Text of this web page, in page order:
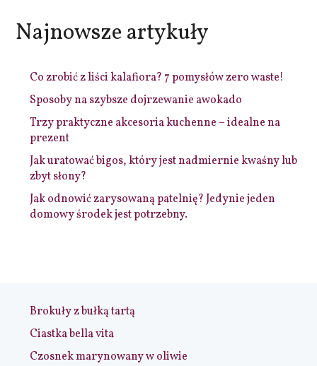
Najnowsze artykuły
Co zrobić z liści kalafiora? 7 pomysłów zero waste!
Sposoby na szybsze dojrzewanie awokado
Trzy praktyczne akcesoria kuchenne – idealne na
prezent
Jak uratować bigos, który jest nadmiernie kwaśny lub
zbyt słony?
Jak odnowić zarysowaną patelnię? Jedynie jeden
domowy środek jest potrzebny.
Brokuły z bułką tartą
Ciastka bella vita
Czosnek marynowany w oliwie